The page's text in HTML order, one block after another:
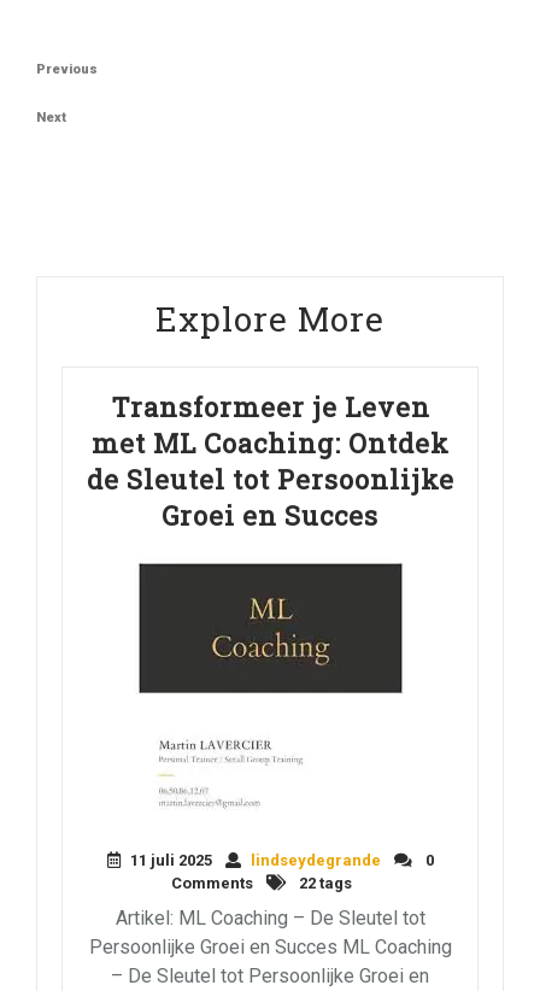
Berichtnavigatie
Previous
Previous
Next
Next
Explore More
Transformeer je Leven
met ML Coaching: Ontdek
de Sleutel tot Persoonlijke
Groei en Succes
11 juli 2025 lindseydegrande
0
Comments
22 tags
Artikel: ML Coaching – De Sleutel tot
Persoonlijke Groei en Succes ML Coaching
– De Sleutel tot Persoonlijke Groei en